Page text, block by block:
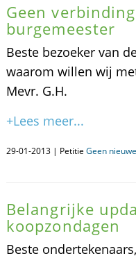
Geen
burgemeester
Beste bezoeker van
waarom willen wij
Mevr. G.H.
+Lees meer...
29-01-2013 | Petitie Geen
Belangrijke
koopzondagen
Beste